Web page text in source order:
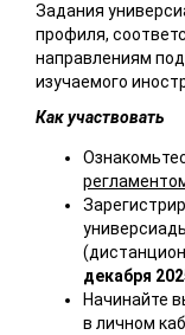
Задания
профиля,
направлениям
изучаемого
Как участвовать
декабря
Начинайте
в личном